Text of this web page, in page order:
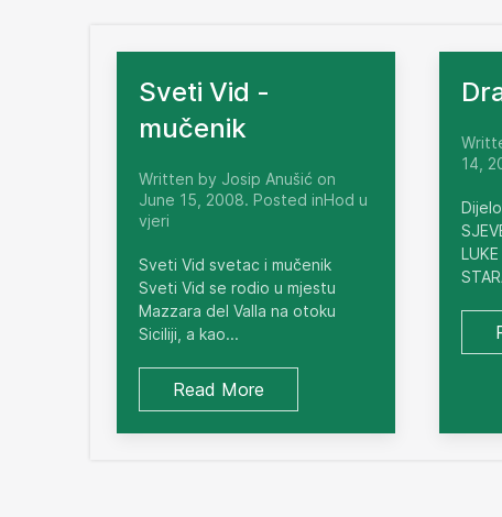
Sveti Vid -
mučenik
Written by Josip Anušić on
June 15, 2008. Posted inHod u
vjeri
Sveti Vid svetac i mučenik
Sveti Vid se rodio u mjestu
Mazzara del Valla na otoku
Siciliji, a kao...
Read More
14,